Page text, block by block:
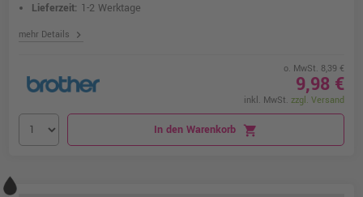
Lieferzeit: 1-2 Werktage
mehr Details chevron_right
o. MwSt. 8,39 €
9,98 €
inkl. MwSt. zzgl. Versand
In den Warenkorb shopping_cart